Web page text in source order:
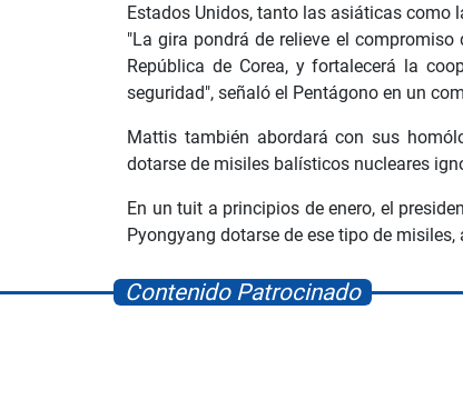
Estados Unidos, tanto las asiáticas como
"La gira pondrá de relieve el
República de Corea, y fortalecerá la
seguridad", señaló el Pentágono en un
Mattis también abordará con sus
dotarse de misiles balísticos nucleares
En un tuit a principios de enero, el
Pyongyang dotarse de ese tipo de
Contenido Patrocinado